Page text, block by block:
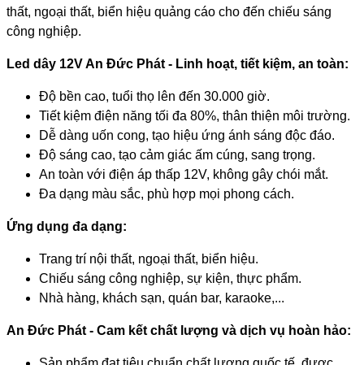
thất, ngoại thất, biển hiệu quảng cáo cho đến chiếu sáng
công nghiệp.
Led dây 12V An Đức Phát - Linh hoạt, tiết kiệm, an toàn:
Độ bền cao, tuổi thọ lên đến 30.000 giờ.
Tiết kiệm điện năng tối đa 80%, thân thiện môi trường.
Dễ dàng uốn cong, tạo hiệu ứng ánh sáng độc đáo.
Độ sáng cao, tạo cảm giác ấm cúng, sang trọng.
An toàn với điện áp thấp 12V, không gây chói mắt.
Đa dạng màu sắc, phù hợp mọi phong cách.
Ứng dụng đa dạng:
Trang trí nội thất, ngoại thất, biển hiệu.
Chiếu sáng công nghiệp, sự kiện, thực phẩm.
Nhà hàng, khách sạn, quán bar, karaoke,...
An Đức Phát - Cam kết chất lượng và dịch vụ hoàn hảo: